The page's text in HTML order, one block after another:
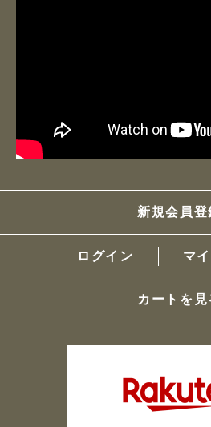
新規会員登
ログイン マ
カートを見